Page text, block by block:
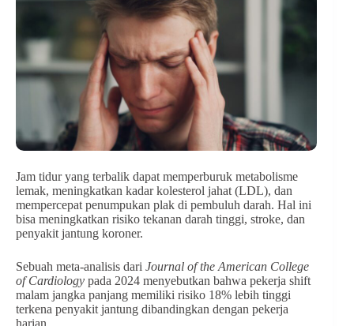
Jam tidur yang terbalik dapat memperburuk metabolisme
lemak, meningkatkan kadar kolesterol jahat (LDL), dan
mempercepat penumpukan plak di pembuluh darah. Hal ini
bisa meningkatkan risiko tekanan darah tinggi, stroke, dan
penyakit jantung koroner.
Sebuah meta-analisis dari Journal of the American College
of Cardiology pada 2024 menyebutkan bahwa pekerja shift
malam jangka panjang memiliki risiko 18% lebih tinggi
terkena penyakit jantung dibandingkan dengan pekerja
harian.